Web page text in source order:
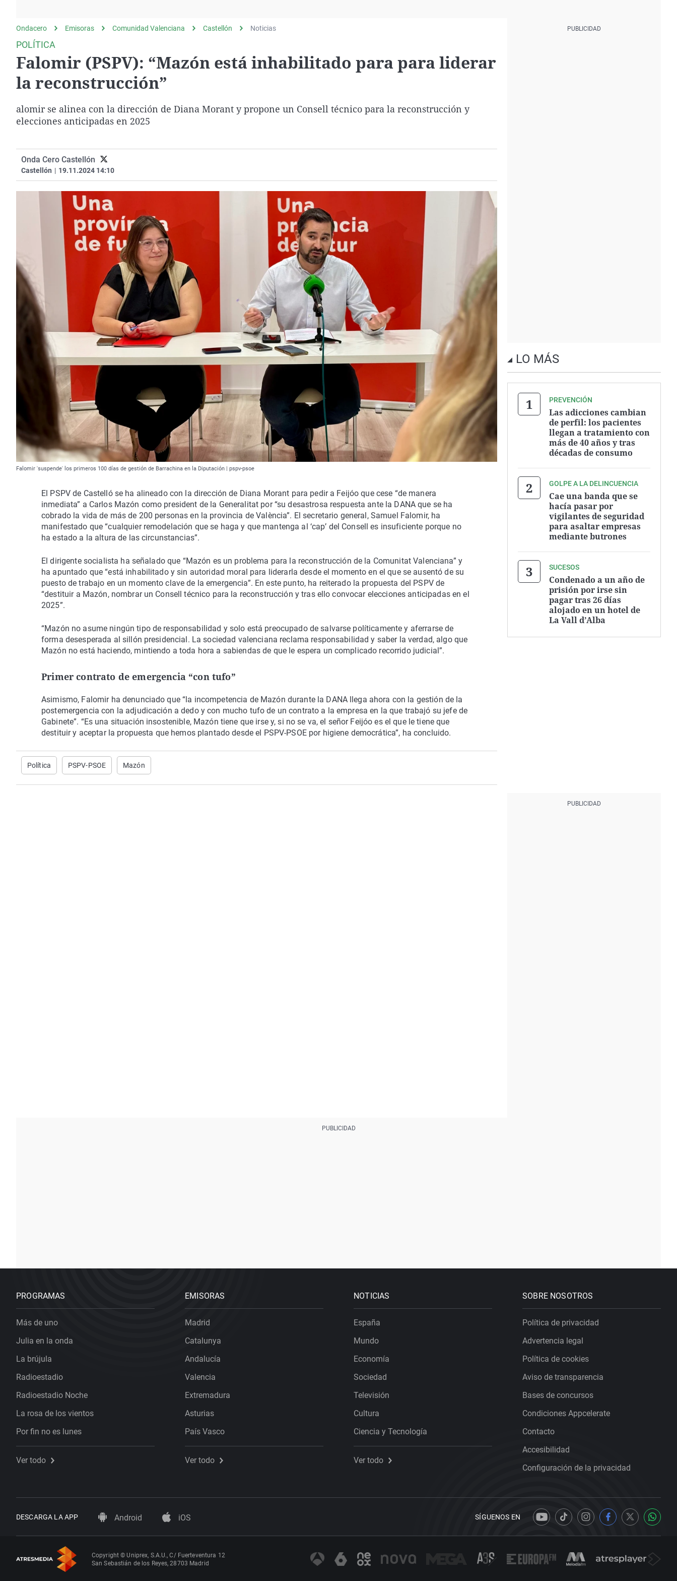
Operación Viuda
Negra
Navarra
Ondacero Emisoras Comunidad Valenciana Castellón Noticias
POLÍTICA
Falomir (PSPV): “Mazón está inhabilitado para para liderar
la reconstrucción”
alomir se alinea con la dirección de Diana Morant y propone un Consell técnico para la reconstrucción y
elecciones anticipadas en 2025
Onda Cero Castellón
Castellón | 19.11.2024 14:10
Falomir 'suspende' los primeros 100 días de gestión de Barrachina en la Diputación | pspv-psoe
El PSPV de Castelló se ha alineado con la dirección de Diana Morant para pedir a Feijóo que cese “de manera
inmediata” a Carlos Mazón como president de la Generalitat por “su desastrosa respuesta ante la DANA que se ha
cobrado la vida de más de 200 personas en la provincia de València”. El secretario general, Samuel Falomir, ha
manifestado que “cualquier remodelación que se haga y que mantenga al ‘cap’ del Consell es insuficiente porque no
ha estado a la altura de las circunstancias”.
El dirigente socialista ha señalado que “Mazón es un problema para la reconstrucción de la Comunitat Valenciana” y
ha apuntado que “está inhabilitado y sin autoridad moral para liderarla desde el momento en el que se ausentó de su
puesto de trabajo en un momento clave de la emergencia”. En este punto, ha reiterado la propuesta del PSPV de
“destituir a Mazón, nombrar un Consell técnico para la reconstrucción y tras ello convocar elecciones anticipadas en el
2025”.
“Mazón no asume ningún tipo de responsabilidad y solo está preocupado de salvarse políticamente y aferrarse de
forma desesperada al sillón presidencial. La sociedad valenciana reclama responsabilidad y saber la verdad, algo que
Mazón no está haciendo, mintiendo a toda hora a sabiendas de que le espera un complicado recorrido judicial”.
Primer contrato de emergencia “con tufo”
Asimismo, Falomir ha denunciado que “la incompetencia de Mazón durante la DANA llega ahora con la gestión de la
postemergencia con la adjudicación a dedo y con mucho tufo de un contrato a la empresa en la que trabajó su jefe de
Gabinete”. “Es una situación insostenible, Mazón tiene que irse y, si no se va, el señor Feijóo es el que le tiene que
destituir y aceptar la propuesta que hemos plantado desde el PSPV-PSOE por higiene democrática”, ha concluido.
Política PSPV-PSOE Mazón
LO MÁS
PREVENCIÓN
Las adicciones cambian
de perfil: los pacientes
llegan a tratamiento con
más de 40 años y tras
décadas de consumo
GOLPE A LA DELINCUENCIA
Cae una banda que se
hacía pasar por
vigilantes de seguridad
para asaltar empresas
mediante butrones
SUCESOS
Condenado a un año de
prisión por irse sin
pagar tras 26 días
alojado en un hotel de
La Vall d’Alba
PROGRAMAS
Más de uno
Julia en la onda
La brújula
Radioestadio
Radioestadio Noche
La rosa de los vientos
Por fin no es lunes
Ver todo
EMISORAS
Madrid
Catalunya
Andalucía
Valencia
Extremadura
Asturias
País Vasco
Ver todo
NOTICIAS
España
Mundo
Economía
Sociedad
Televisión
Cultura
Ciencia y Tecnología
Ver todo
SOBRE NOSOTROS
Política de privacidad
Advertencia legal
Política de cookies
Aviso de transparencia
Bases de concursos
Condiciones Appcelerate
Contacto
Accesibilidad
Configuración de la privacidad
DESCARGA LA APP Android iOS SÍGUENOS EN
Copyright © Uniprex, S.A.U., C/ Fuerteventura 12
San Sebastián de los Reyes, 28703 Madrid